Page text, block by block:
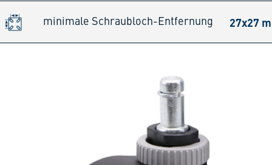
minimale Schraubloch-Entfernung 27x27